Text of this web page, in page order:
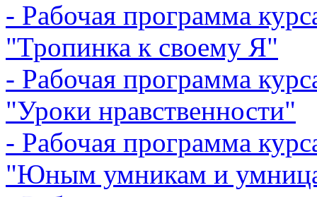
- Рабочая программа
"Тропинка к своему Я"
- Рабочая программа
"Уроки нравственности"
- Рабочая программа
"Юным умникам и